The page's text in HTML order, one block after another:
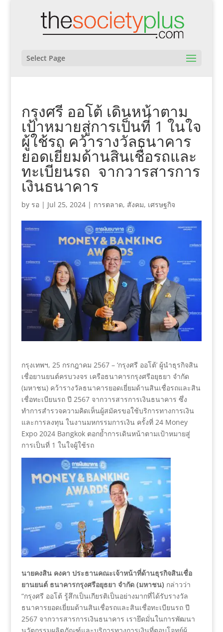
Select Page
กรุงศรี ออโต้ เดินหน้าตาม
เป้าหมายสู่การเป็นที่ 1 ในใจ
ผู้ใช้รถ คว้ารางวัลธนาคาร
ยอดเยี่ยมด้านสินเชื่อรถและ
ทะเบียนรถ จากวารสารการ
เงินธนาคาร
by รอ| Jul 25, 2024| การตลาด, สังคม, เศรษฐกิจ
กรุงเทพฯ, 25 กรกฎาคม 2567 – ‘กรุงศรี ออโต้’ ผู้นำธุรกิจสิน
เชื่อยานยนต์ครบวงจร เครือธนาคารกรุงศรีอยุธยา จำกัด
(มหาชน) คว้ารางวัลธนาคารยอดเยี่ยมด้านสินเชื่อรถและสิน
เชื่อทะเบียนรถ ปี 2567 จากวารสารการเงินธนาคาร ซึ่ง
ทำการสำรวจความคิดเห็นผู้สมัครขอใช้บริการทางการเงิน
และการลงทุน ในงานมหกรรมการเงิน ครั้งที่ 24 Money
Expo 2024 Bangkok ตอกย้ำการเดินหน้าตามเป้าหมายสู่
การเป็นที่ 1 ในใจผู้ใช้รถ
นายคงสิน คงคา ประธานคณะเจ้าหน้าที่ด้านธุรกิจสินเชื่อ
ยานยนต์ ธนาคารกรุงศรีอยุธยา จำกัด (มหาชน) กล่าวว่า
“กรุงศรี ออโต้ รู้สึกเป็นเกียรติเป็นอย่างมากที่ได้รับรางวัล
ธนาคารยอดเยี่ยมด้านสินเชื่อรถและสินเชื่อทะเบียนรถ ปี
2567 จากวารสารการเงินธนาคาร เรายึดมั่นในการพัฒนา